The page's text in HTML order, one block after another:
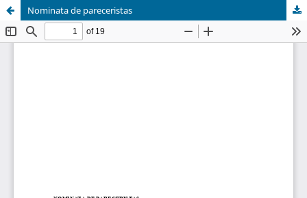
Nominata de pareceristas